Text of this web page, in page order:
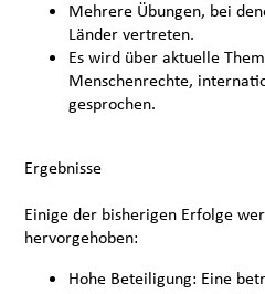
Mehrere Übungen, bei
Länder vertreten.
Es wird über aktuelle
Menschenrechte,
gesprochen.
Ergebnisse
Einige der bisherigen Erfolge
hervorgehoben:
Hohe Beteiligung: Eine